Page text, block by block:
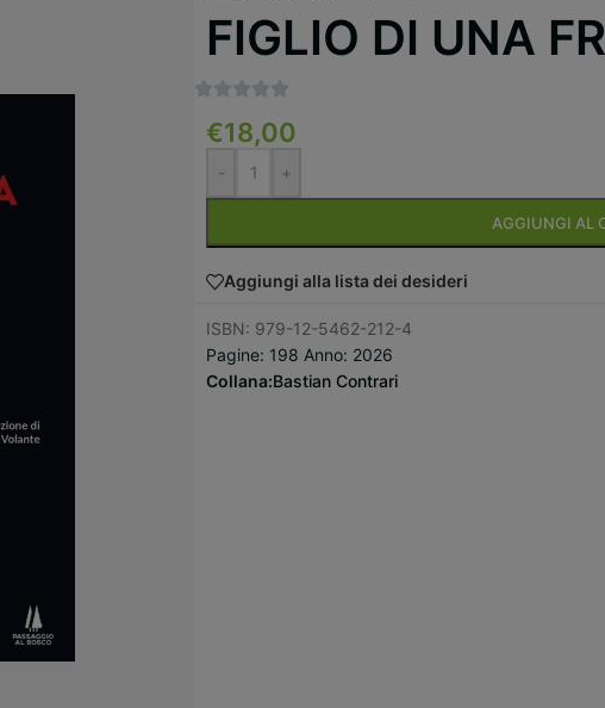
FIGLIO DI UNA
€18,00
- +
AGGIUNGI AL
Aggiungi alla lista dei desideri
ISBN: 979-12-5462-212-4
Pagine: 198 Anno: 2026
Collana:Bastian Contrari